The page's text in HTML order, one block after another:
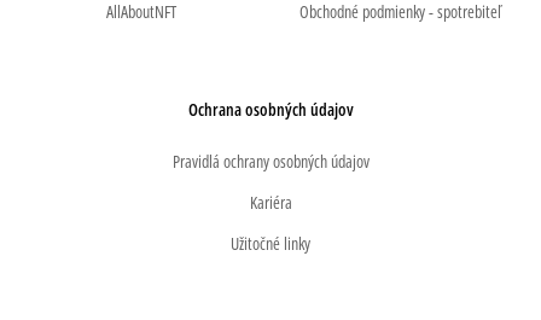
AllAboutNFT
Obchodné podmienky - spotrebiteľ
Ochrana osobných údajov
Pravidlá ochrany osobných údajov
Kariéra
Užitočné linky